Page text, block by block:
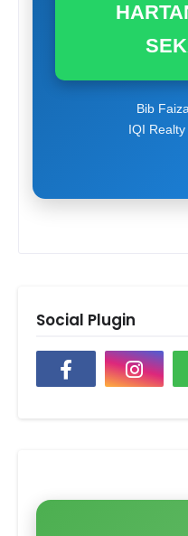
Bib
IQI
Social Plugin